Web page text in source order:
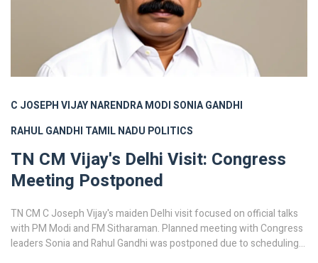
C JOSEPH VIJAYNARENDRA MODISONIA GANDHI
RAHUL GANDHI TAMIL NADU POLITICS
TN CM Vijay's Delhi Visit: Congress
Meeting Postponed
TN CM C Joseph Vijay's maiden Delhi visit focused on official talks
with PM Modi and FM Sitharaman. Planned meeting with Congress
leaders Sonia and Rahul Gandhi was postponed due to scheduling